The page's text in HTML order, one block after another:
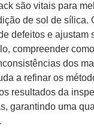
são vitais para
de sol de sílica.
defeitos e ajustam
compreender
dos
a refinar os
resultados da
garantindo uma